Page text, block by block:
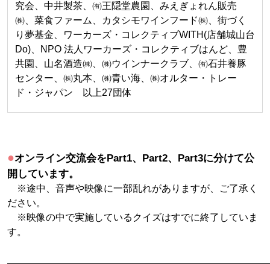
究会、中井製茶、㈲王隠堂農園、みえぎょれん販売
㈱、菜食ファーム、カタシモワインフード㈱、街づく
り夢基金、ワーカーズ・コレクティブWITH(店舗城山台
Do)、NPO 法人ワーカーズ・コレクティブはんど、豊
共園、山名酒造㈱、㈱ウインナークラブ、㈲石井養豚
センター、㈱丸本、㈱青い海、㈱オルター・トレー
ド・ジャパン 以上27団体
●オンライン交流会をPart1、Part2、Part3に分けて公
開しています。
※途中、音声や映像に一部乱れがありますが、ご了承く
ださい。
※映像の中で実施しているクイズはすでに終了していま
す。